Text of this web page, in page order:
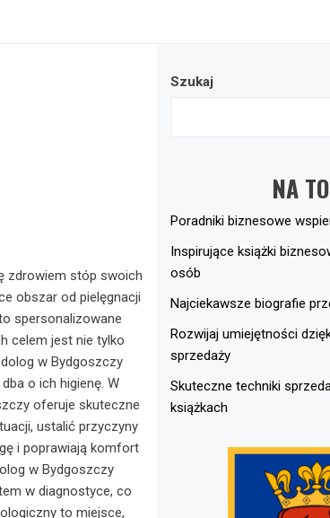
zdrowiem stóp swoich
obszar od pielęgnacji
spersonalizowane
celem jest nie tylko
w Bydgoszczy
o ich higienę. W
oferuje skuteczne
ustalić przyczyny
i poprawiają komfort
w Bydgoszczy
w diagnostyce, co
to miejsce,
Szukaj
NA
Poradniki biznesowe
Inspirujące książki
osób
Najciekawsze biografie
Rozwijaj umiejętności
sprzedaży
Skuteczne techniki
książkach